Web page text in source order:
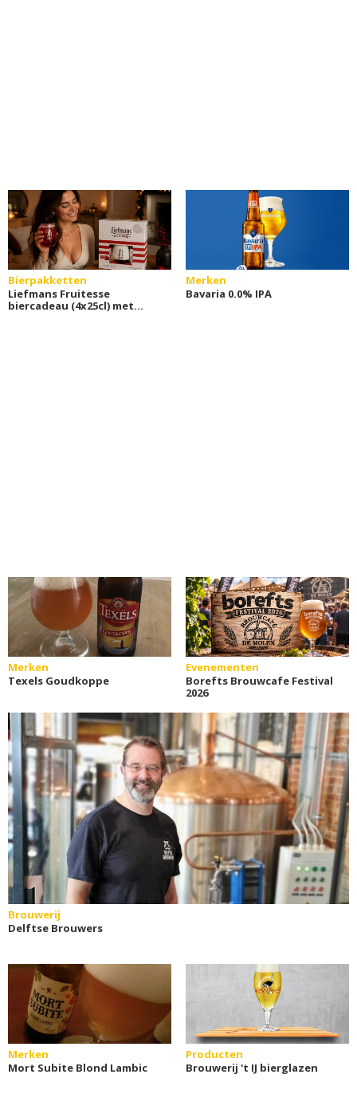
Bierpakketten
Liefmans Fruitesse
biercadeau (4x25cl) met
Merken
Bavaria 0.0% IPA
Merken
Texels Goudkoppe
Evenementen
Borefts Brouwcafe Festival
2026
Brouwerij
Delftse Brouwers
Merken
Mort Subite Blond Lambic
Producten
Brouwerij 't IJ bierglazen